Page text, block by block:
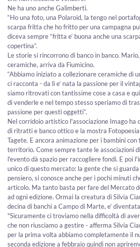
Ne ha uno anche Galimberti.
“Ho una foto, una Polaroid, la tengo nel
scarpa fritta che ho fritto per una campagna
diceva sempre “fritta e’ buona anche una
copertina”.
Le storie si rincorrono di banco in banco.
ceramiche, arriva da Fiumicino.
“Abbiamo iniziato a collezionare ceramiche di
ci racconta - da lì e’ nata la passione per il
siamo ritrovati con tantissime cose a casa e
di venderle e nel tempo stesso speriamo di
passione per questi oggetti”.
Nel corridoio artistico l'associazione Imago ha
di ritratti e banco ottico e la mostra
Tagete. E ancora animazione per i bambini
territorio. Come sempre tante le associazioni
l'evento dà spazio per raccogliere fondi. E poi
unico di questo mercato: la gente che si
pensiero, si conosce anche per i pochi minuti
articolo. Ma tanto basta per fare del Mercato
ad ogni edizione. Ormai la creatura di Silvia
decina di banchi a Campo di Marte, e’
"Sicuramente ci troviamo nella difficoltà di
che non riusciamo a gestire - afferma Silvia
per la prima volta abbiamo completamente il
seconda edizione a febbraio quindi non